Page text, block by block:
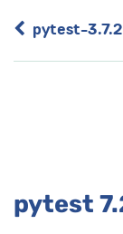
pytest-3.7.2
pytest